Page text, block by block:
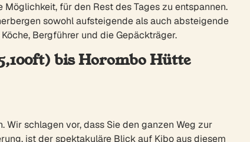
für den Rest des Tages zu entspannen.
sowohl aufsteigende als auch absteigende
Bergführer und die Gepäckträger.
bis Horombo Hütte
Wir schlagen vor, dass Sie den ganzen Weg zur
ist der spektakuläre Blick auf Kibo aus diesem